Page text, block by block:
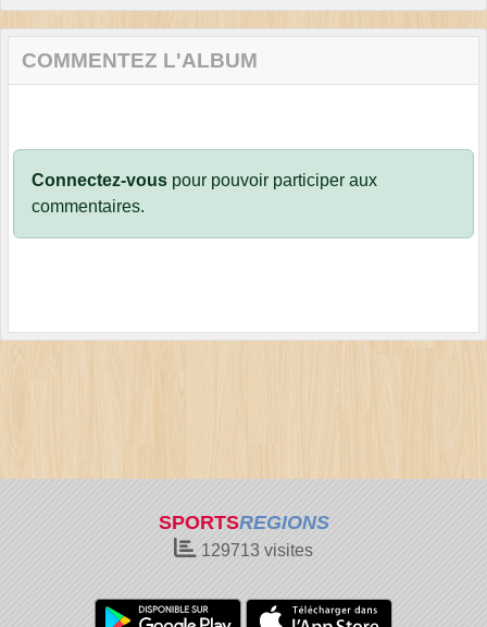
COMMENTEZ L'ALBUM
Connectez-vous pour pouvoir participer aux
commentaires.
SPORTSREGIONS
129713 visites